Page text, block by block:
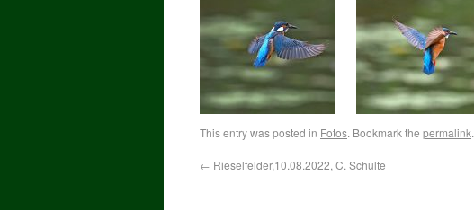
This entry was posted in Fotos. Bookmark the permalink.
← Rieselfelder,10.08.2022, C. Schulte